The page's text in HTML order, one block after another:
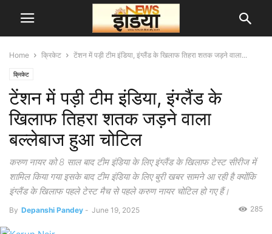
Home क्रिकेट टेंशन में पड़ी टीम इंडिया, इंग्लैंड के खिलाफ तिहरा शतक जड़ने वाला...
क्रिकेट
टेंशन में पड़ी टीम इंडिया, इंग्लैंड के
खिलाफ तिहरा शतक जड़ने वाला
बल्लेबाज हुआ चोटिल
करुण नायर को 8 साल बाद टीम इंडिया के लिए इंग्लैंड के खिलाफ टेस्ट सीरीज में
शामिल किया गया इसके बाद टीम इंडिया के लिए बुरी खबर सामने आ रही है क्योंकि
इंग्लैंड के खिलाफ पहले टेस्ट मैच से पहले करुण नायर चोटिल हो गए हैं।
By Depanshi Pandey - June 19, 2025 285